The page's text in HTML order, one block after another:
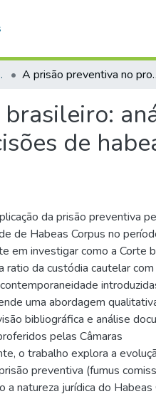
A prisão preventiva no processo penal
de
da prisão preventiva
de Habeas Corpus no
em investigar como a Corte
da custódia cautelar
uma abordagem
bibliográfica e análise
pelas Câmaras
o trabalho explora a
preventiva (fumus
natureza jurídica do Habeas